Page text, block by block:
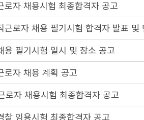
자 채용시험 최종합격자 공고
로자 채용 필기시험 합격자 발표 및
필기시험 일시 및 장소 공고
로자 채용 계획 공고
자 채용시험 최종합격자 공고
임용시험 최종합격자 공고